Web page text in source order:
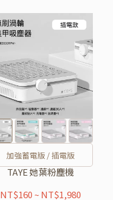
加強蓄電版 / 插電版
TAYE 她葉粉塵機
NT$160 ~NT$1,980